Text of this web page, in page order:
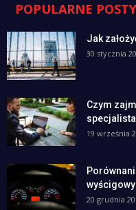
POPULARNE POSTY
Jak
30 stycznia
Czym
19 września
20 grudnia